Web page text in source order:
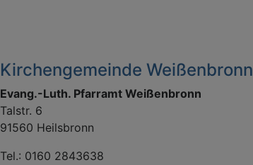
Kirchengemeinde Weißenbronn
Evang.-Luth. Pfarramt Weißenbronn
Talstr. 6
91560 Heilsbronn
Tel.: 0160 2843638